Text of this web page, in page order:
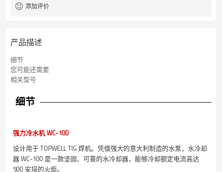
添加评价
产品描述
细节
您可能还需要
相关型号
细节
强力冷水机 WC-100
设计用于 TOPWELL TIG 焊机。凭借强大的意大利制造的水泵，水冷却
器 WC-100 是一款坚固、可靠的水冷却器，能够冷却额定电流高达
500 安培的火炬。